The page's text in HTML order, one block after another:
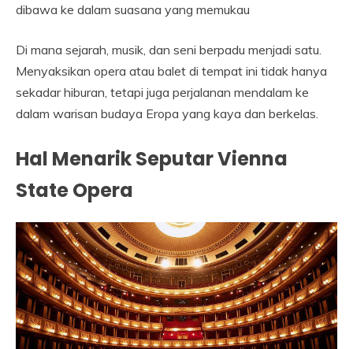
dibawa ke dalam suasana yang memukau
Di mana sejarah, musik, dan seni berpadu menjadi satu.
Menyaksikan opera atau balet di tempat ini tidak hanya
sekadar hiburan, tetapi juga perjalanan mendalam ke
dalam warisan budaya Eropa yang kaya dan berkelas.
Hal Menarik Seputar Vienna
State Opera